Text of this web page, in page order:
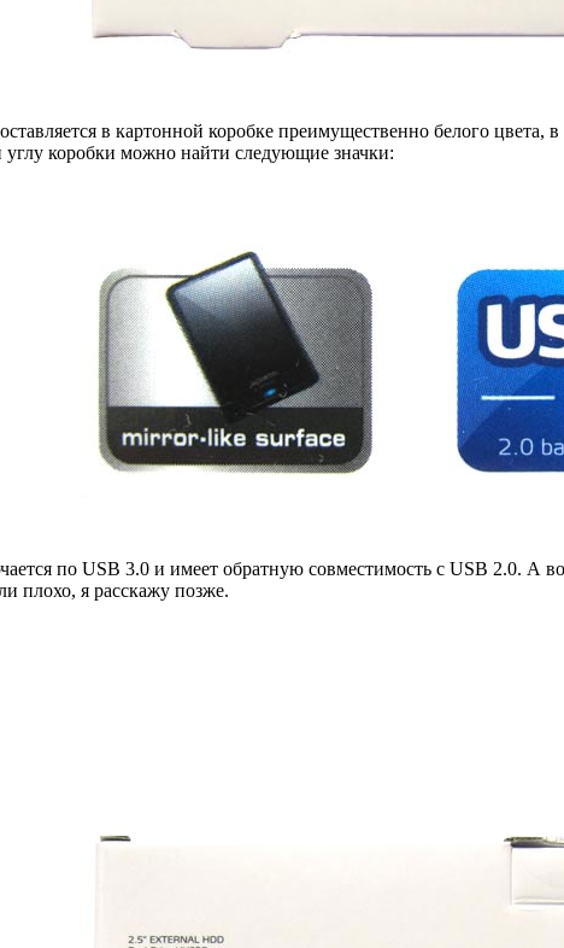
в картонной коробке преимущественно белого цвета, в
коробки можно найти следующие значки:
по USB 3.0 и имеет обратную совместимость с USB 2.0. А
плохо, я расскажу позже.